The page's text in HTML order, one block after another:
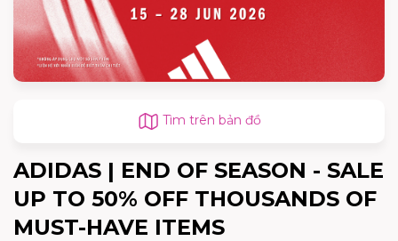
Tìm trên bản đồ
ADIDAS | END OF SEASON - SALE
UP TO 50% OFF THOUSANDS OF
MUST-HAVE ITEMS